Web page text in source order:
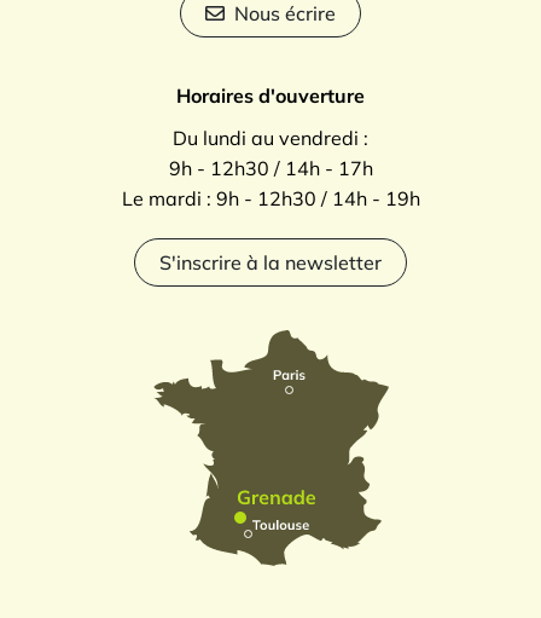
Nous écrire
Horaires d'ouverture
Du lundi au vendredi :
9h - 12h30 / 14h - 17h
Le mardi : 9h - 12h30 / 14h - 19h
S'inscrire à la newsletter